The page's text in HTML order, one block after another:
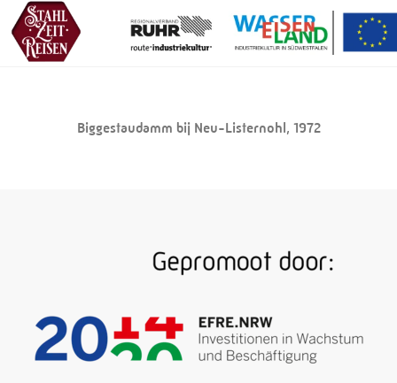
Biggestaudamm bij Neu-Listernohl, 1972